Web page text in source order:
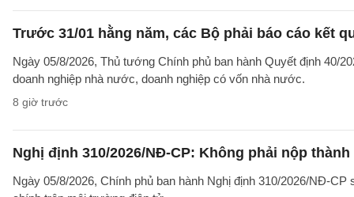
Trước 31/01 hằng năm, các Bộ phải báo cáo kết
Ngày 05/8/2026, Thủ tướng Chính phủ ban hành Quyết định 40/
doanh nghiệp nhà nước, doanh nghiệp có vốn nhà nước.
8 giờ trước
Nghị định 310/2026/NĐ-CP: Không phải nộp
Ngày 05/8/2026, Chính phủ ban hành Nghị định 310/2026/NĐ-